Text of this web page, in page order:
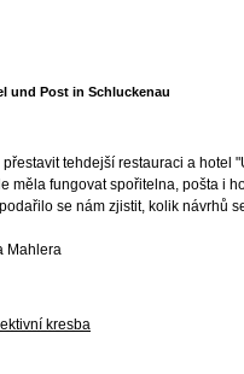
und Post in Schluckenau
tehdejší restauraci a hotel
měla fungovat spořitelna, pošta i
se nám zjistit, kolik návrhů
Mahlera
kresba